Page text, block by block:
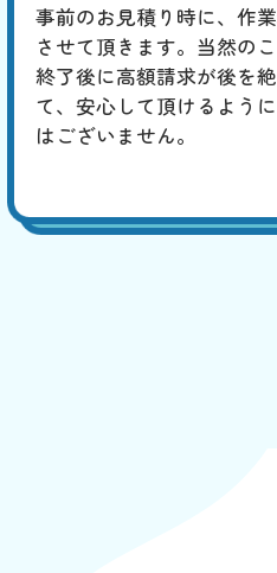
事前のお見積り時に、作
させて頂きます。当然の
終了後に高額請求が後を
て、安心して頂けるよう
はございません。